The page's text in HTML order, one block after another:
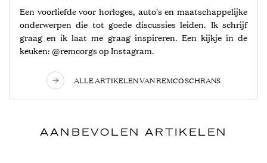
Een voorliefde voor horloges, auto's en maatschappelijke
onderwerpen die tot goede discussies leiden. Ik schrijf
graag en ik laat me graag inspireren. Een kijkje in de
keuken: @remcorgs op Instagram.
ALLE ARTIKELEN VAN REMCO SCHRANS
AANBEVOLEN ARTIKELEN